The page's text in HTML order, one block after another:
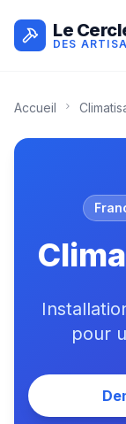
Le
DES
Accueil
pour